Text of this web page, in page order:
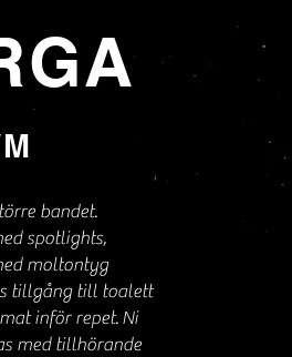
bandet.
spotlights,
moltontyg
tillgång till toalett
inför repet. Ni
med tillhörande